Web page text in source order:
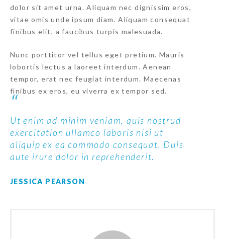
dolor sit amet urna. Aliquam nec dignissim eros,
vitae omis unde ipsum diam. Aliquam consequat
finibus elit, a faucibus turpis malesuada.
Nunc porttitor vel tellus eget pretium. Mauris
lobortis lectus a laoreet interdum. Aenean
tempor, erat nec feugiat interdum. Maecenas
finibus ex eros, eu viverra ex tempor sed.
Ut enim ad minim veniam, quis nostrud
exercitation ullamco laboris nisi ut
aliquip ex ea commodo consequat. Duis
aute irure dolor in reprehenderit.
JESSICA PEARSON